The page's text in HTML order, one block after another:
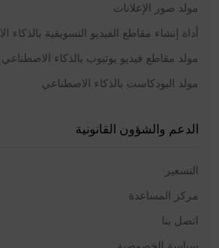
مولد صور الإعلانات
أداة إنشاء مقاطع الفيديو التسويقية بالذكاء
مولد مقاطع فيديو يوتيوب بالذكاء الاصطناعي
مولد البودكاست بالذكاء الاصطناعي
الدعم والشؤون القانونية
التسعير
مركز المساعدة
اتصل بنا